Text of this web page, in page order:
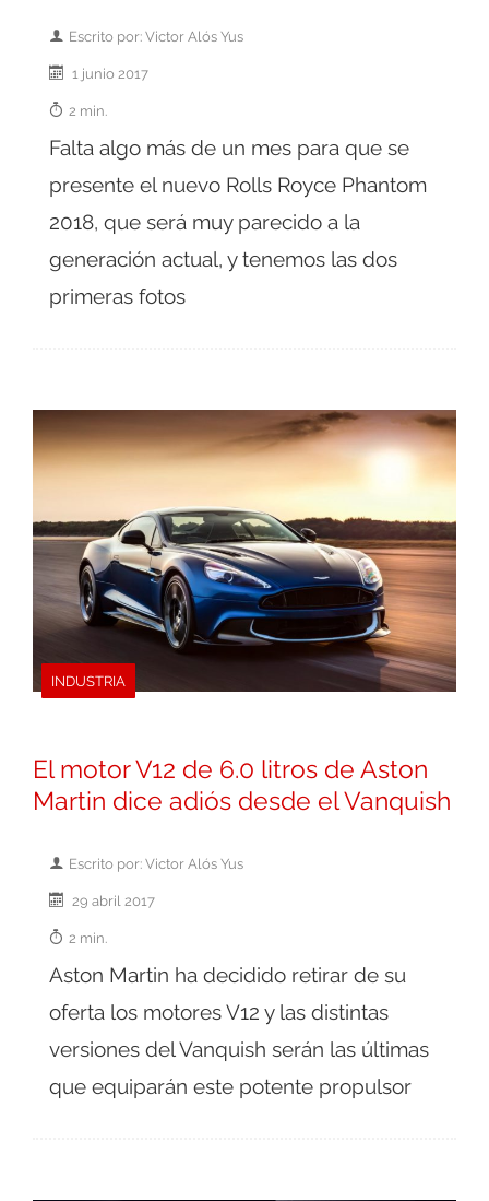
Escrito por: Victor Alós Yus
1 junio 2017
2 min.
Falta algo más de un mes para que se
presente el nuevo Rolls Royce Phantom
2018, que será muy parecido a la
generación actual, y tenemos las dos
primeras fotos
INDUSTRIA
El motor V12 de 6.0 litros de Aston
Martin dice adiós desde el Vanquish
Escrito por: Victor Alós Yus
29 abril 2017
2 min.
Aston Martin ha decidido retirar de su
oferta los motores V12 y las distintas
versiones del Vanquish serán las últimas
que equiparán este potente propulsor